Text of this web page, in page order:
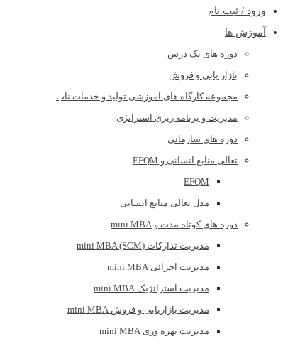
ورود / ثبت نام
آموزش ها
دوره های تک درس
بازار یابی و فروش
مجموعه کارگاه های اموزشی تولید و خدمات ناب
مدیریت و برنامه ریزی استراتژی
دوره های سازمانی
تعالی منابع انسانی و EFQM
EFQM
مدل تعالی منابع انسانی
دوره های کوتاه مدت و mini MBA
مدیریت تدارکات (mini MBA (SCM
مدیریت اجرائی mini MBA
مدیریت استراتژیک mini MBA
مدیریت بازاریابی و فروش mini MBA
مدیریت بهره وری mini MBA